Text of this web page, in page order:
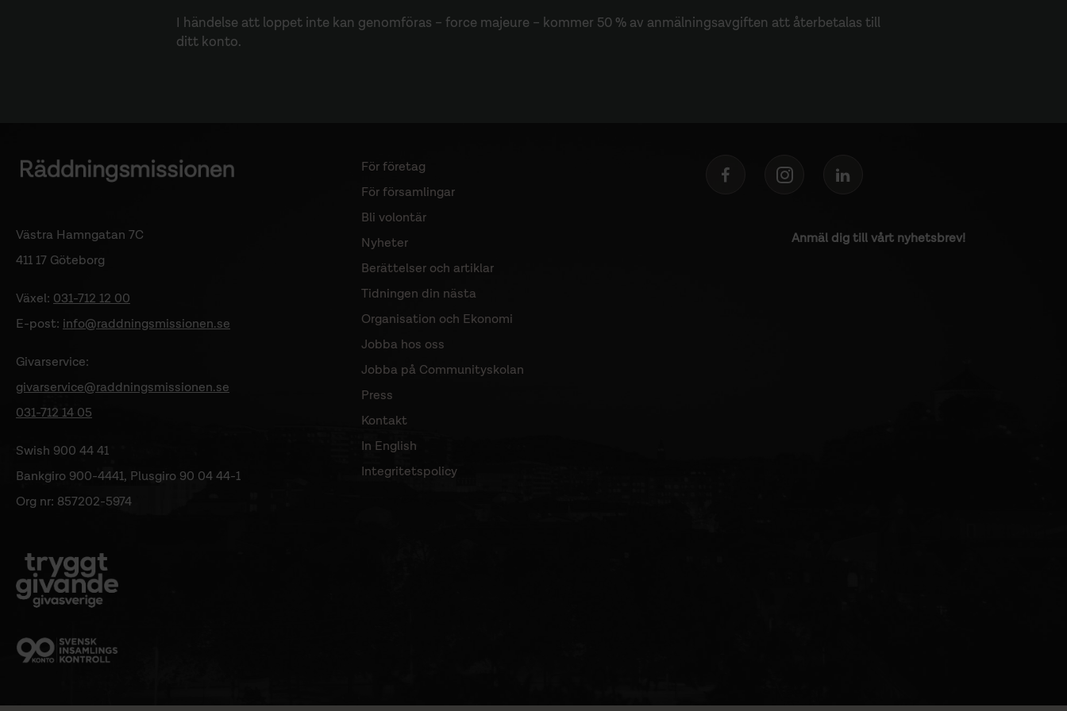
I händelse att loppet inte kan genomföras – force majeure – kommer 50 % av anmälningsavgiften att återbetalas till
ditt konto.
Västra Hamngatan 7C
411 17 Göteborg
Växel: 031-712 12 00
E-post: info@raddningsmissionen.se
Givarservice:
givarservice@raddningsmissionen.se
031-712 14 05
Swish 900 44 41
Bankgiro 900-4441, Plusgiro 90 04 44-1
Org nr: 857202-5974
Sidomeny
För företag
För församlingar
Bli volontär
Nyheter
Berättelser och artiklar
Tidningen din nästa
Organisation och Ekonomi
Jobba hos oss
Jobba på Communityskolan
Press
Kontakt
In English
Integritetspolicy
Anmäl dig till vårt nyhetsbrev!